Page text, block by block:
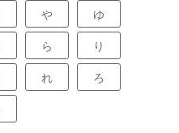
や ゆ
ら り
れ ろ